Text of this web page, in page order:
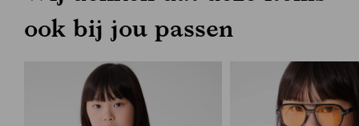
ook bij jou passen